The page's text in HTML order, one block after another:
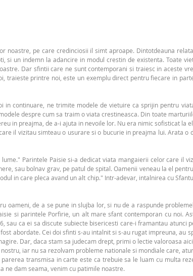
noastre, pe care credinciosii il simt aproape. Dintotdeauna
un indemn la adancire in modul crestin de existenta. Toate
Dar sfintii care ne sunt contemporani si traiesc in aceste
traieste printre noi, este un exemplu direct pentru fiecare in
continuare, ne trimite modele de vietuire ca sprijin pentru
despre cum sa traim o viata crestineasca. Din toate
in preajma, de a-i ajuta in nevoile lor. Nu era nimic sofisticat la
il vizitau simteau o usurare si o bucurie in preajma lui. Arata o
Parintele Paisie si-a dedicat viata mangaierii celor care il
sau bolnav grav, pe patul de spital. Oamenii veneau la el
in care pleca avand un alt chip." Intr-adevar, intalnirea cu
de a se pune in slujba lor, si nu de a raspunde
si parintele Porfirie, un alt mare sfant contemporan cu noi.
ca ei sa discute subiecte bisericesti care-i framantau atunci
abordate. Cei doi sfinti s-au intalnit si s-au rugat impreuna, au
Dar, daca stam sa judecam drept, primi o lectie valoroasa
iar nu sa rezolvam probleme nationale si mondiale care,
transmisa in carte este ca trebuie sa le luam cu multa
ne dam seama, venim cu patimile noastre.